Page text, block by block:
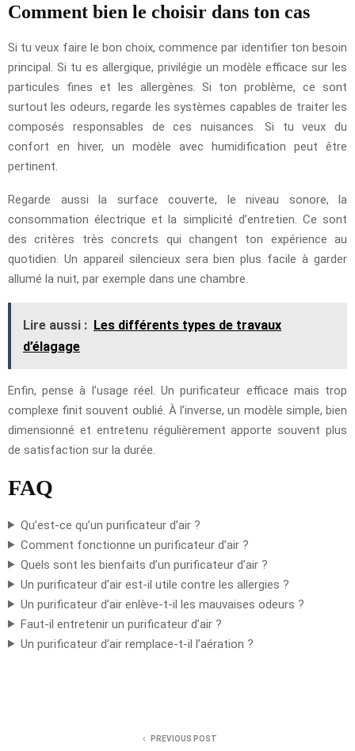
Comment bien le choisir dans ton cas
Si tu veux faire le bon choix, commence par identifier ton besoin
principal. Si tu es allergique, privilégie un modèle efficace sur les
particules fines et les allergènes. Si ton problème, ce sont
surtout les odeurs, regarde les systèmes capables de traiter les
composés responsables de ces nuisances. Si tu veux du
confort en hiver, un modèle avec humidification peut être
pertinent.
Regarde aussi la surface couverte, le niveau sonore, la
consommation électrique et la simplicité d’entretien. Ce sont
des critères très concrets qui changent ton expérience au
quotidien. Un appareil silencieux sera bien plus facile à garder
allumé la nuit, par exemple dans une chambre.
Lire aussi : Les différents types de travaux
d’élagage
Enfin, pense à l’usage réel. Un purificateur efficace mais trop
complexe finit souvent oublié. À l’inverse, un modèle simple, bien
dimensionné et entretenu régulièrement apporte souvent plus
de satisfaction sur la durée.
FAQ
Qu’est-ce qu’un purificateur d’air ?
Comment fonctionne un purificateur d’air ?
Quels sont les bienfaits d’un purificateur d’air ?
Un purificateur d’air est-il utile contre les allergies ?
Un purificateur d’air enlève-t-il les mauvaises odeurs ?
Faut-il entretenir un purificateur d’air ?
Un purificateur d’air remplace-t-il l’aération ?
PREVIOUS POST